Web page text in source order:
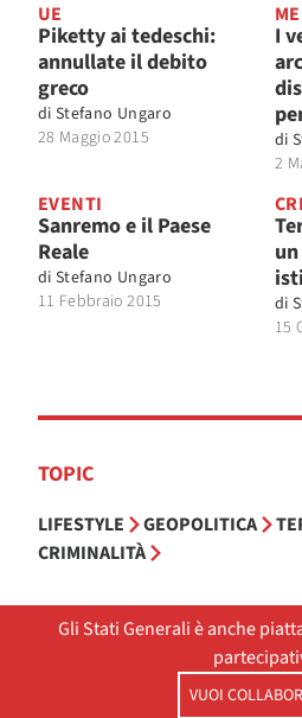
UE
Piketty ai tedeschi:
annullate il debito
greco
di Stefano Ungaro
28 Maggio 2015
I
di
2
EVENTI
Sanremo e il Paese
Reale
di Stefano Ungaro
11 Febbraio 2015
di
15
TOPIC
LIFESTYLE GEOPOLITICA
CRIMINALITÀ
Gli Stati Generali è anche
VUOI